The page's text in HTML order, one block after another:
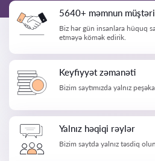
5640+ məmnun müştəri
Biz hər gün insanlara hüquq
etməyə kömək edirik.
Keyfiyyət zəmanəti
Bizim saytımızda yalnız
Yalnız həqiqi rəylər
Bizim saytda yalnız təsdiq